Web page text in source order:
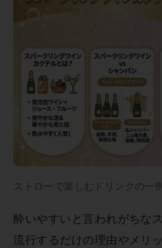
ストローで楽しむドリンクの一例
酔いやすいと言われがちな
流行するだけの理由やメリ